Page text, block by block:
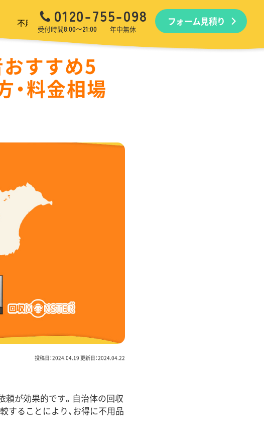
不用品回収 生前・遺品整理 引越しゴミ回収 ゴミ屋敷
0120-755-098
受付時間8:00〜21:00 年中無休
フォーム見積り
すすめ5
・料金相場
投稿日：2024.04.19 更新日：2024.04.22
頼が効果的です。自治体の回収
することにより、お得に不用品